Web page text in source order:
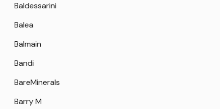
Baldessarini
Balea
Balmain
Bandi
BareMinerals
Barry M